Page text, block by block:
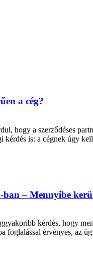
a cég?
hogy a szerződéses
is: a cégnek úgy
– Mennyibe
kérdés, hogy
foglalással érvényes, az